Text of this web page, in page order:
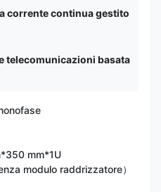
corrente continua gestito
telecomunicazioni basata
mm*1U
modulo raddrizzatore）